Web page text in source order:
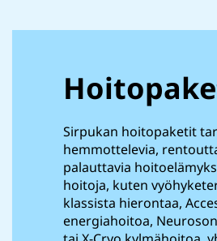
Sirpukan hoitopaketit
hemmottelevia,
palauttavia
hoitoja, kuten
klassista hierontaa,
energiahoitoa,